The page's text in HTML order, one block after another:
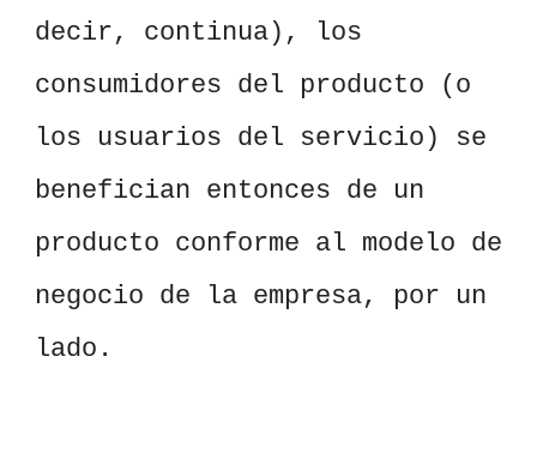
decir, continua), los
consumidores del producto (o
los usuarios del servicio) se
benefician entonces de un
producto conforme al modelo de
negocio de la empresa, por un
lado.